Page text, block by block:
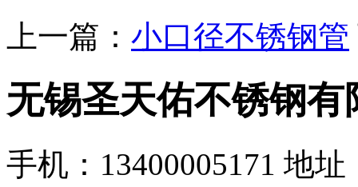
上一篇： 小口径不锈钢管
无锡圣天佑不锈钢有
手机：13400005171 地址